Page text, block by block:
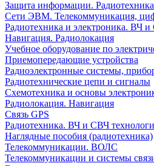
Защита информации.
Сети ЭВМ. Телекоммуникация,
Радиотехника и электроника. ВЧ
Навигация. Радиолокация
Учебное оборудование по
Приемопередающие устройства
Радиоэлектронные системы,
Радиотехнические цепи и сигналы
Схемотехника и основы
Радиолокация. Навигация
Связь GPS
Радиотехника. ВЧ и СВЧ
Наглядные пособия (радиотехника)
Телекоммуникации. ВОЛС
Телекоммуникации и системы